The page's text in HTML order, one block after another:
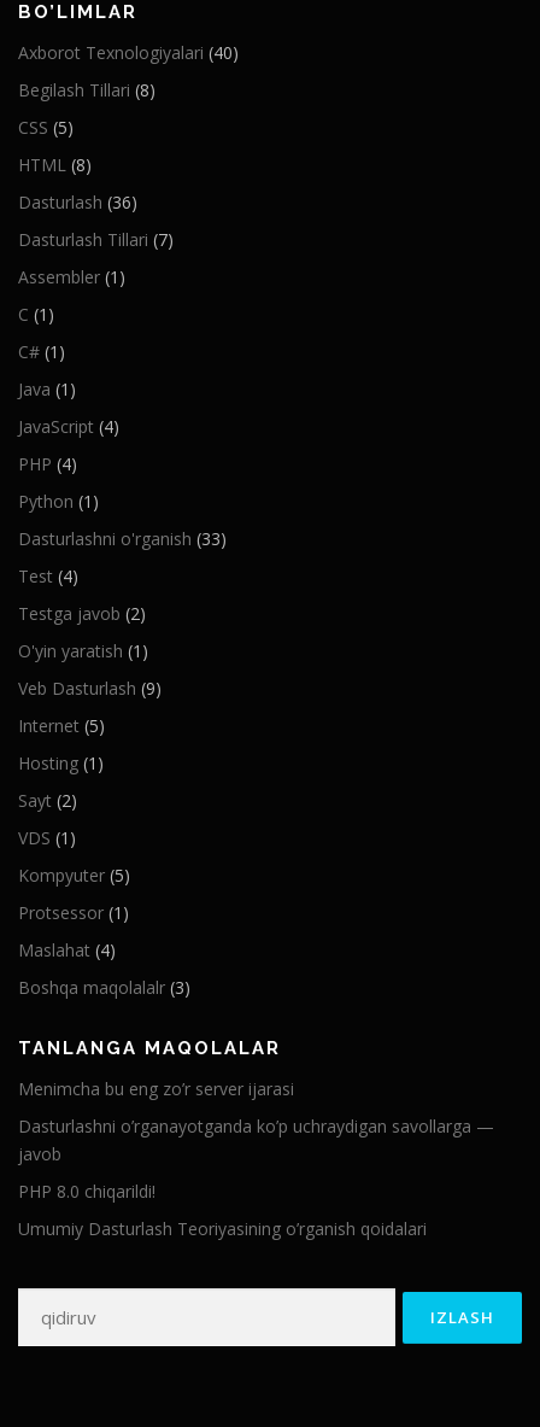
BO’LIMLAR
Axborot Texnologiyalari (40)
Begilash Tillari (8)
CSS (5)
HTML (8)
Dasturlash (36)
Dasturlash Tillari (7)
Assembler (1)
C (1)
C# (1)
Java (1)
JavaScript (4)
PHP (4)
Python (1)
Dasturlashni o'rganish (33)
Test (4)
Testga javob (2)
O'yin yaratish (1)
Veb Dasturlash (9)
Internet (5)
Hosting (1)
Sayt (2)
VDS (1)
Kompyuter (5)
Protsessor (1)
Maslahat (4)
Boshqa maqolalalr (3)
TANLANGA MAQOLALAR
Menimcha bu eng zo’r server ijarasi
Dasturlashni o’rganayotganda ko’p uchraydigan savollarga —
javob
PHP 8.0 chiqarildi!
Umumiy Dasturlash Teoriyasining o’rganish qoidalari